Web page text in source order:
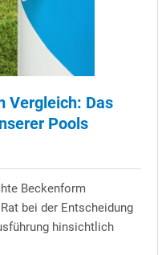
Vergleich: Das
Pools
Beckenform
bei der Entscheidung
hinsichtlich